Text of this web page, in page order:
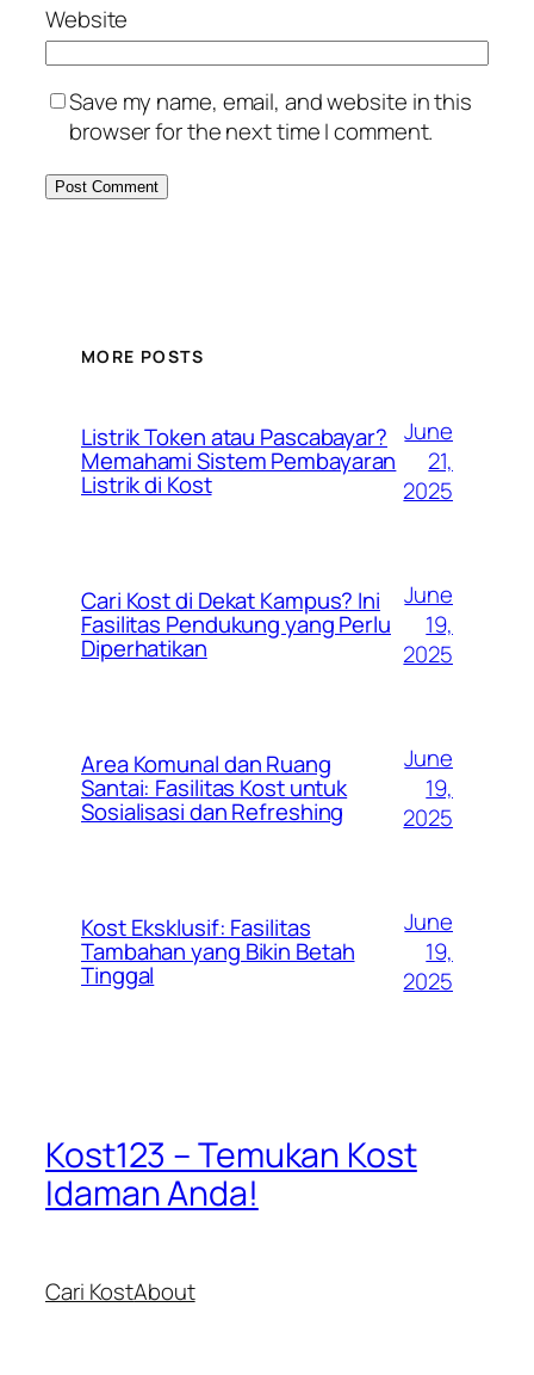
Website
Save my name, email, and website in this
browser for the next time I comment.
MORE POSTS
Listrik Token atau Pascabayar?
Memahami Sistem Pembayaran
Listrik di Kost
June
21,
2025
Cari Kost di Dekat Kampus? Ini
Fasilitas Pendukung yang Perlu
Diperhatikan
June
19,
2025
Area Komunal dan Ruang
Santai: Fasilitas Kost untuk
Sosialisasi dan Refreshing
June
19,
2025
Kost Eksklusif: Fasilitas
Tambahan yang Bikin Betah
Tinggal
June
19,
2025
Kost123 – Temukan Kost
Idaman Anda!
Cari KostAbout